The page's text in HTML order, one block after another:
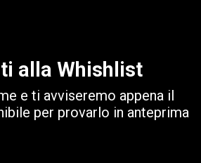
alla Whishlist
e ti avviseremo appena il
per provarlo in anteprima